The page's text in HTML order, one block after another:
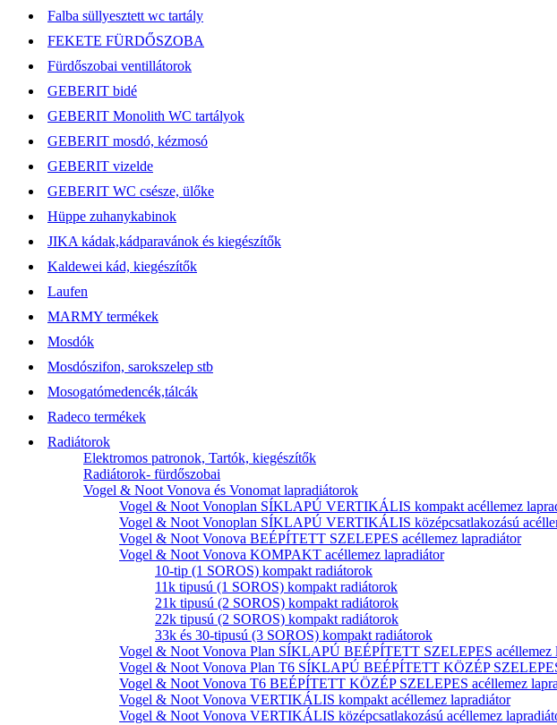
Falba süllyesztett wc tartály
FEKETE FÜRDŐSZOBA
Fürdőszobai ventillátorok
GEBERIT bidé
GEBERIT Monolith WC tartályok
GEBERIT mosdó, kézmosó
GEBERIT vizelde
GEBERIT WC csésze, ülőke
Hüppe zuhanykabinok
JIKA kádak,kádparavánok és kiegészítők
Kaldewei kád, kiegészítők
Laufen
MARMY termékek
Mosdók
Mosdószifon, sarokszelep stb
Mosogatómedencék,tálcák
Radeco termékek
Radiátorok
Elektromos patronok, Tartók, kiegészítők
Radiátorok- fürdőszobai
Vogel & Noot Vonova és Vonomat lapradiátorok
Vogel & Noot Vonoplan SÍKLAPÚ VERTIKÁLIS kompakt acéllemez
Vogel & Noot Vonoplan SÍKLAPÚ VERTIKÁLIS középcsatlakozású
Vogel & Noot Vonova BEÉPÍTETT SZELEPES acéllemez lapradiátor
Vogel & Noot Vonova KOMPAKT acéllemez lapradiátor
10-tip (1 SOROS) kompakt radiátorok
11k tipusú (1 SOROS) kompakt radiátorok
21k tipusú (2 SOROS) kompakt radiátorok
22k tipusú (2 SOROS) kompakt radiátorok
33k és 30-tipusú (3 SOROS) kompakt radiátorok
Vogel & Noot Vonova Plan SÍKLAPÚ BEÉPÍTETT SZELEPES acéllemez
Vogel & Noot Vonova Plan T6 SÍKLAPÚ BEÉPÍTETT KÖZÉP
Vogel & Noot Vonova T6 BEÉPÍTETT KÖZÉP SZELEPES acéllemez
Vogel & Noot Vonova VERTIKÁLIS kompakt acéllemez lapradiátor
Vogel & Noot Vonova VERTIKÁLIS középcsatlakozású acéllemez